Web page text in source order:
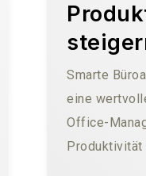
Smarte
eine
Office-